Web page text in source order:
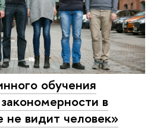
обучения
в
видит человек»